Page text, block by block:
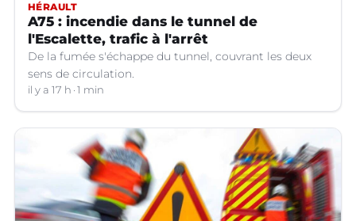
HÉRAULT
A75 : incendie dans le tunnel de
l'Escalette, trafic à l'arrêt
De la fumée s'échappe du tunnel, couvrant les deux
sens de circulation.
il y a 17 h 1 min